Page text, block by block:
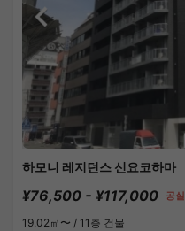
하모니 레지던스 신요코하마
¥76,500 - ¥117,000 공실
19.02㎡〜 / 11층 건물